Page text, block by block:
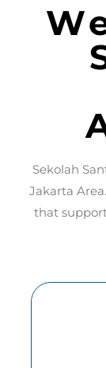
Sekolah
Jakarta
that